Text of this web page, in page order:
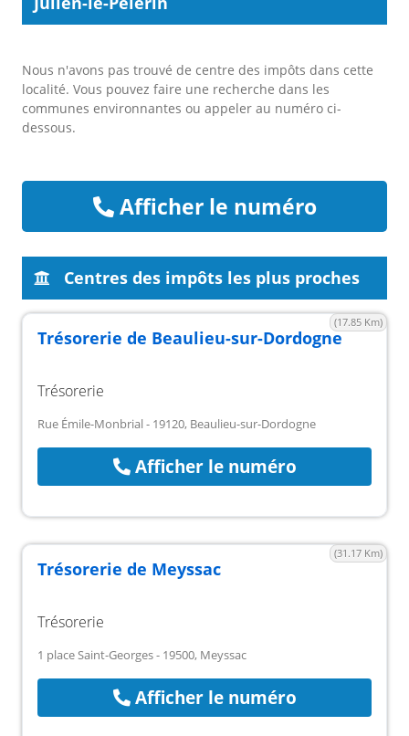
Nous n'avons pas trouvé de centre des impôts dans cette
localité. Vous pouvez faire une recherche dans les
communes environnantes ou appeler au numéro ci-
dessous.
Afficher le numéro
Centres des impôts les plus proches
(17.85 Km)
Trésorerie de Beaulieu-sur-Dordogne
Trésorerie
Rue Émile-Monbrial - 19120, Beaulieu-sur-Dordogne
Afficher le numéro
(31.17 Km)
Trésorerie de Meyssac
Trésorerie
1 place Saint-Georges - 19500, Meyssac
Afficher le numéro